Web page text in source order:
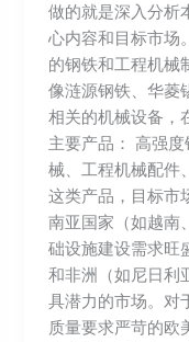
做的就是深入分析
心内容和目标市场
的钢铁和工程机械
像涟源钢铁、华菱
相关的机械设备，
主要产品： 高强
械、工程机械配件
这类产品，目标市
南亚国家（如越南
础设施建设需求旺
和非洲（如尼日利
具潜力的市场。对
质量要求严苛的欧